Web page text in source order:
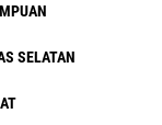
SELATAN